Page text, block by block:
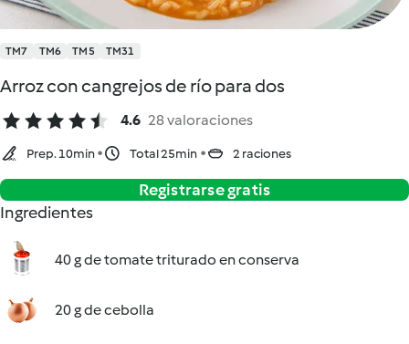
TM7 TM6 TM5 TM31
Arroz con cangrejos de río para dos
4.6 28 valoraciones
Prep. 10min Total 25min 2 raciones
Registrarse gratis
Ingredientes
40 g de tomate triturado en conserva
20 g de cebolla